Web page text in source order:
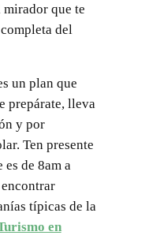
mirador que te
del
un plan que
prepárate, lleva
y por
Ten presente
de 8am a
típicas de la
en